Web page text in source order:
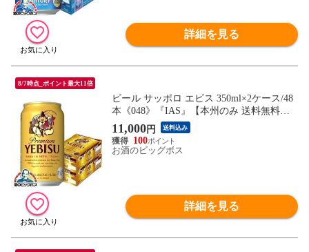
詳細を見る
8/7時点_ポイント最大11倍
ビール サッポロ エビス 350ml×2ケース/48
本《048》『IAS』【本州のみ 送料無料】
ヱビス
11,000円 送料込み
100
お酒のビッグボス
詳細を見る